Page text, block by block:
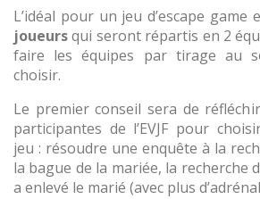
L’idéal pour un jeu d’escape game
joueursqui seront répartis en 2
faire les équipes par tirage au
choisir.
Le premier conseil sera de
participantes de l’EVJF pour
jeu : résoudre une enquête à la
la bague de la mariée, la recherche
a enlevé le marié (avec plus